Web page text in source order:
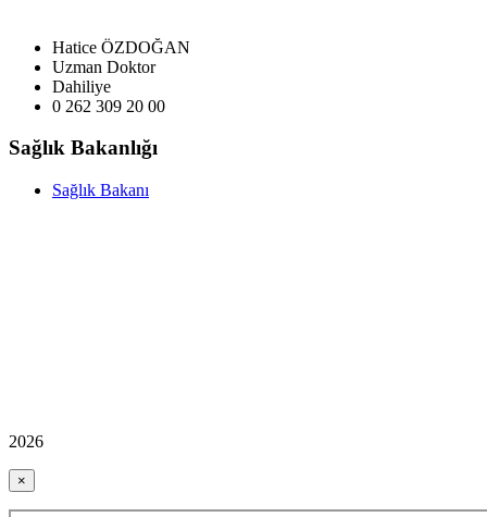
Hatice ÖZDOĞAN
Uzman Doktor
Dahiliye
0 262 309 20 00
Sağlık Bakanlığı
Sağlık Bakanı
2026
×